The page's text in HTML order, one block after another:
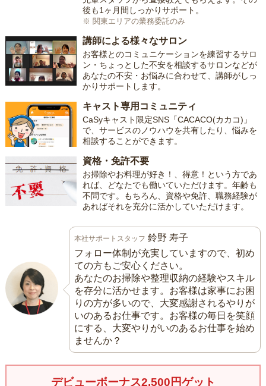
後も1ヶ月間しっかりサポート。
※ 関東エリアの業務委託のみ
講師による様々なサロン
お客様とのコミュニケーションを練習するサロ
ン・ちょっとした不安を相談するサロンなどが
あなたの不安・お悩みに合わせて、講師がしっ
かりサポートします。
キャスト専用コミュニティ
CaSyキャスト限定SNS「CACACO(カカコ)」
で、サービスのノウハウを共有したり、悩みを
相談することができます。
資格・免許不要
お掃除やお料理が好き！、得意！という方であ
れば、どなたでも働いていただけます。年齢も
不問です。もちろん、資格や免許、職務経験が
あればそれを充分に活かしていただけます。
本社サポートスタッフ 鈴野 寿子
フォロー体制が充実していますので、初め
ての方もご安心ください。
あなたのお掃除や整理収納の経験やスキル
を存分に活かせます。お客様は家事にお困
りの方が多いので、大変感謝されるやりが
いのあるお仕事です。お客様の毎日を笑顔
にする、大変やりがいのあるお仕事を始め
ませんか？
デビューボーナス2,500円ゲット